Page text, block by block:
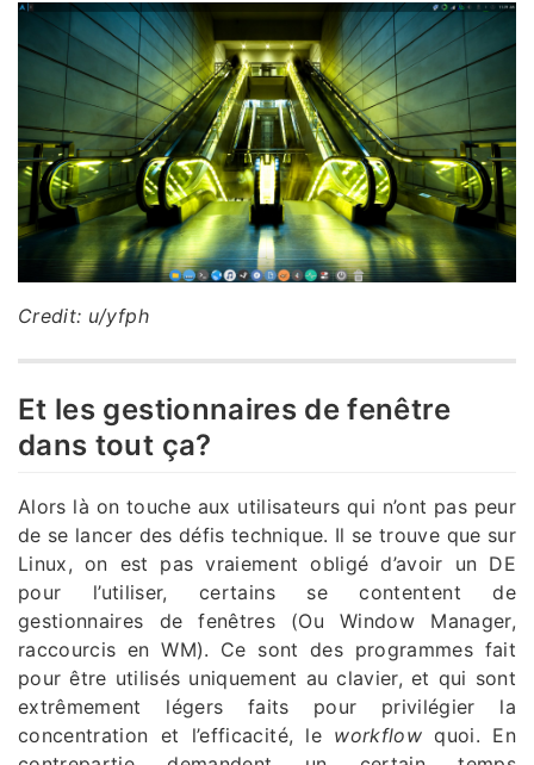
Credit: u/yfph
Et les gestionnaires de fenêtre
dans tout ça?
Alors là on touche aux utilisateurs qui n’ont pas peur
de se lancer des défis technique. Il se trouve que sur
Linux, on est pas vraiement obligé d’avoir un DE
pour l’utiliser, certains se contentent de
gestionnaires de fenêtres (Ou Window Manager,
raccourcis en WM). Ce sont des programmes fait
pour être utilisés uniquement au clavier, et qui sont
extrêmement légers faits pour privilégier la
concentration et l’efficacité, le workflow quoi. En